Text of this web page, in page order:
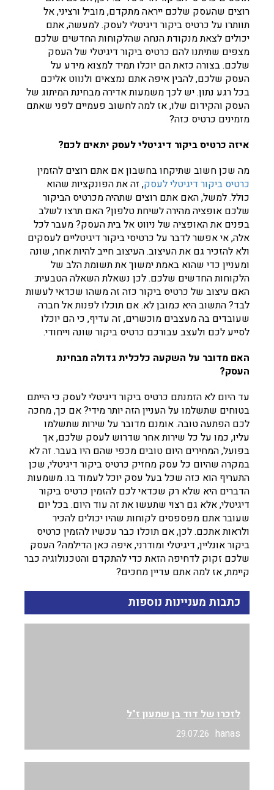
רוצים שהעסק שלכם ייראה מתקדם, מוביל ורציני, אל
תוותרו על כרטיס ביקור דיגיטלי לעסק. למעשה, אתם
יכולים לצאת מנקודת הנחה שהלקוחות החדשים שלכם
מצפים שתיתנו להם כרטיס ביקור דיגיטלי של העסק
שלכם. בצורה כזאת הם יוכלו תמיד למצוא מידע על
העסק שלכם, להבין איפה אתם נמצאים ולנווט אליכם
בכל רגע נתון. יש לכך משמעות אדירה מבחינת המיתוג של
העסק והקידום שלו, אז למה לחשוב פעמיים לפני שאתם
מזמינים כרטיס כזה?
איזה כרטיס ביקור דיגיטלי לעסק יתאים לכם?
מה שכן חשוב שתיקחו בחשבון אם אתם רוצים להזמין
כרטיס ביקור דיגיטלי לעסק, זה את הפונקציות שהוא
כולל. למשל, האם אתם רוצים שתהיה מכרטיס הביקור
שלכם אופציה מהירה לשיחת טלפון? האם תרצו לשלב
בפנים את האופציה של ניווט אל בית העסק? מעבר לכל
אלה, אי אפשר לדבר על כרטיסי ביקור דיגיטליים לעסקים
ולא להזכיר גם את העיצוב. העיצוב חייב להיות אחר, שונה
ומעניין כדי שהוא באמת ימשוך את תשומת הלב של
הלקוחות החדשים שלכם. לכן נשאלת השאלה הטבעית:
האם עיצוב של כרטיס ביקור כזה זה משהו שכדאי לעשות
לבד? התשוב היא כמובן לא. אם תוכלו לפנות אל חברה
שעובדים בה מעצבים מוכשרים, זה עדיף, כי הם יוכלו
לסייע לכם ולעצב עבורכם כרטיס ביקור שונה וייחודי.
האם מדובר על השקעה כלכלית גדולה מבחינת
העסק?
עד היום לא הזמנתם כרטיס ביקור דיגיטלי לעסק כי הייתם
בטוחים שתשלמו על העניין הזה יותר מידי? אם כך, מחכה
לכם הפתעה טובה. אומנם מדובר על שירות שתשלמו
עליו, כמו על כל שירות אחר שדרוש לעסק שלכם, אך
בפועל, המחירים היום טובים מכפי שהם היו בעבר. זה לא
במקרה שהיום כל עסק מחזיק כרטיס ביקור דיגיטלי, שכן
התעריף הוא כזה שכל בעל עסק יוכל לעמוד בו. משמעות
הדברים היא שלא רק שכדאי לכם להזמין כרטיס ביקור
דיגיטלי, אלא גם רצוי שתעשו את זה עוד היום. בכל יום
שעובר אתם מפספסים לקוחות שהיו יכולים להכיר
ולראות אתכם. לכן, אם תוכלו כבר עכשיו להזמין כרטיס
ביקור אונליין, דיגיטלי ומודרני, איפה כאן הדילמה? העסק
שלכם זקוק לדחיפה הזאת כדי להתקדם והטכנולוגיה כבר
קיימת, אז למה אתם עדיין מחכים?
כתבות מעניינות נוספות
לזכרו של דוד בן שמעון ז"ל
hanas
29.07.26